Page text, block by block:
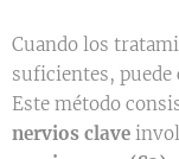
Cuando los
suficientes, puede
Este método
nervios clave